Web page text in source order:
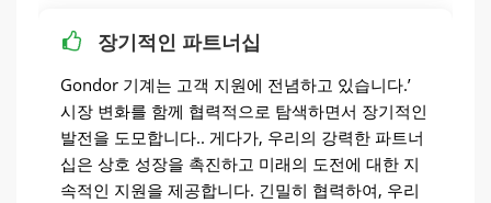
장기적인 파트너십
Gondor 기계는 고객 지원에 전념하고 있습니다.’
시장 변화를 함께 협력적으로 탐색하면서 장기적인
발전을 도모합니다.. 게다가, 우리의 강력한 파트너
십은 상호 성장을 촉진하고 미래의 도전에 대한 지
속적인 지원을 제공합니다. 긴밀히 협력하여, 우리